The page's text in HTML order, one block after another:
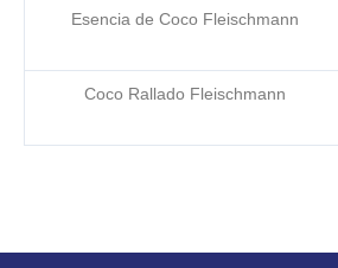
Esencia de Coco Fleischmann
Coco Rallado Fleischmann